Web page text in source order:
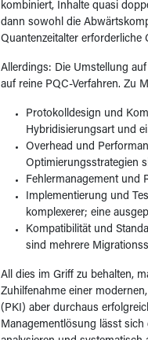
kombiniert, Inhalte quasi
dann sowohl die
Quantenzeitalter erforderliche
Allerdings: Die Umstellung
auf reine PQC-Verfahren. Zu
Protokolldesign und
Hybridisierungsart und
Overhead und
Optimierungsstrategien
Fehlermanagement und
Implementierung und
komplexerer; eine
Kompatibilität und
sind mehrere
All dies im Griff zu behalten,
Zuhilfenahme einer
(PKI) aber durchaus
Managementlösung lässt